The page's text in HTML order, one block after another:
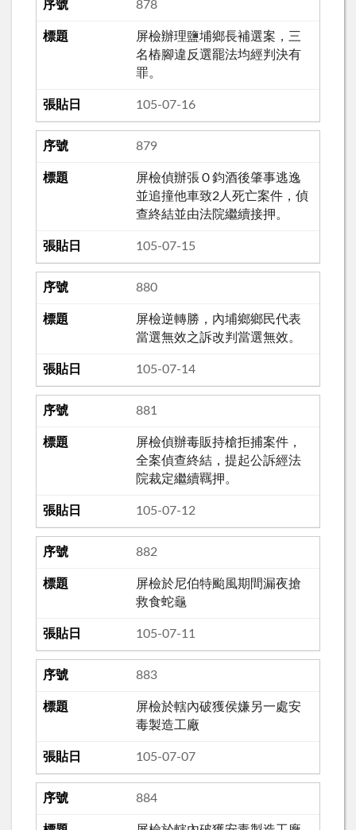
878
屏檢辦理鹽埔鄉長補選案，三
名樁腳違反選罷法均經判決有
罪。
105-07-16
879
屏檢偵辦張Ｏ鈞酒後肇事逃逸
並追撞他車致2人死亡案件，偵
查終結並由法院繼續接押。
105-07-15
880
屏檢逆轉勝，內埔鄉鄉民代表
當選無效之訴改判當選無效。
105-07-14
881
屏檢偵辦毒販持槍拒捕案件，
全案偵查終結，提起公訴經法
院裁定繼續羈押。
105-07-12
882
屏檢於尼伯特颱風期間漏夜搶
救食蛇龜
105-07-11
883
屏檢於轄內破獲侯嫌另一處安
毒製造工廠
105-07-07
884